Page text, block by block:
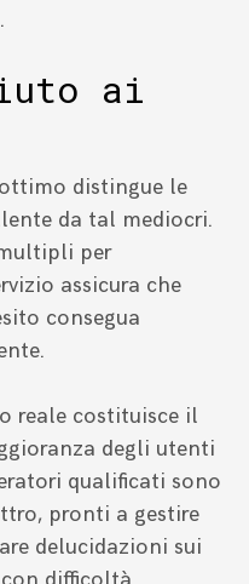
ai
distingue le
da tal mediocri.
per
assicura che
consegua
reale costituisce il
degli utenti
qualificati sono
pronti a gestire
delucidazioni sui